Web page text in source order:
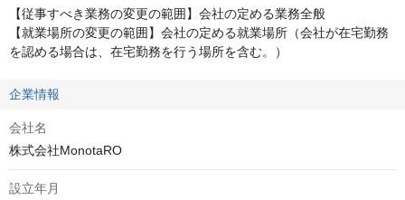
【従事すべき業務の変更の範囲】会社の定める業務全般
【就業場所の変更の範囲】会社の定める就業場所（会社が在宅勤務
を認める場合は、在宅勤務を行う場所を含む。）
企業情報
会社名
株式会社MonotaRO
設立年月